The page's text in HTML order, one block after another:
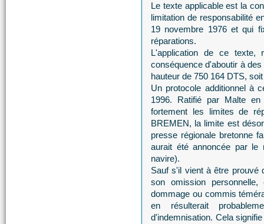
Le texte applicable est la
limitation de responsabilité
19 novembre 1976 et qui
réparations.
L'application de ce
conséquence d'aboutir à
hauteur de 750 164 DTS,
Un protocole additionnel à
1996. Ratifié par Malte
fortement les limites de
BREMEN, la limite est
presse régionale bretonne
aurait été annoncée par le
navire).
Sauf s'il vient à être prouvé
son omission
dommage ou commis
en résulterait
d'indemnisation. Cela